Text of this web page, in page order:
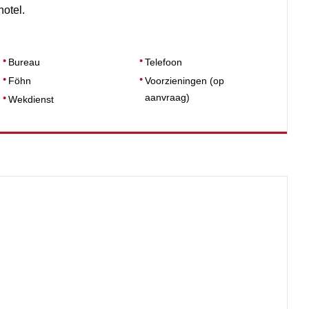
Bureau
Föhn
Wekdienst
Telefoon
Voorzieningen (op
aanvraag)